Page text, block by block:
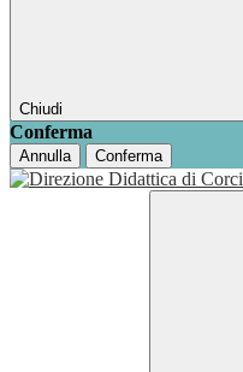
Chiudi
Conferma
Annulla Conferma